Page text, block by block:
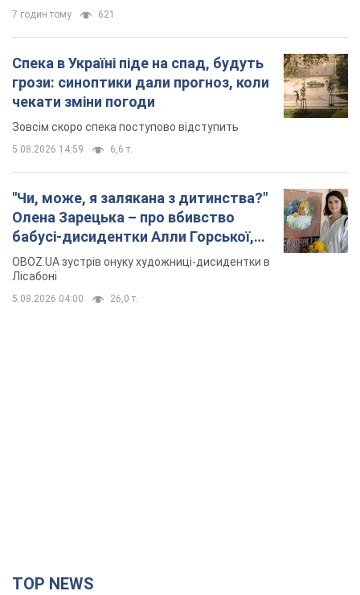
7 годин тому 621
Спека в Україні піде на спад, будуть
грози: синоптики дали прогноз, коли
чекати зміни погоди
Зовсім скоро спека поступово відступить
5.08.2026 14:59 6,6 т.
"Чи, може, я залякана з дитинства?"
Олена Зарецька – про вбивство
бабусі-дисидентки Алли Горської,
критику Дмитра Стуса та втечу в
Португалію з 5 дітьми
OBOZ.UA зустрів онуку художниці-дисидентки в
Лісабоні
5.08.2026 04:00 26,0 т.
TOP NEWS